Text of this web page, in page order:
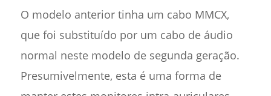
O modelo anterior tinha um cabo MMCX,
que foi substituído por um cabo de áudio
normal neste modelo de segunda geração.
Presumivelmente, esta é uma forma de